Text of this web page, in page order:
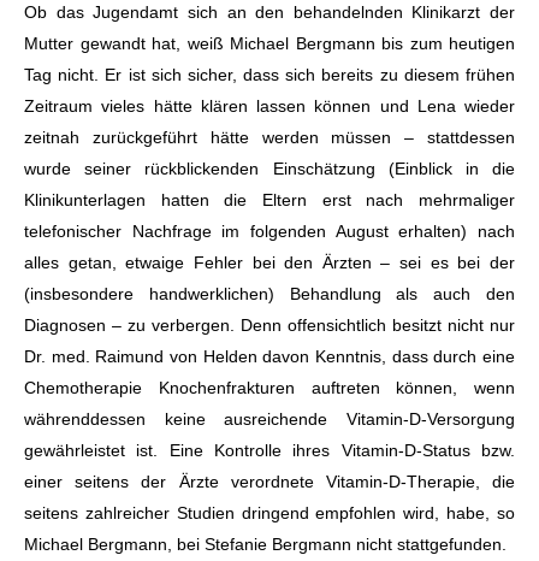
Ob das Jugendamt sich an den behandelnden Klinikarzt der
Mutter gewandt hat, weiß Michael Bergmann bis zum heutigen
Tag nicht. Er ist sich sicher, dass sich bereits zu diesem frühen
Zeitraum vieles hätte klären lassen können und Lena wieder
zeitnah zurückgeführt hätte werden müssen – stattdessen
wurde seiner rückblickenden Einschätzung (Einblick in die
Klinikunterlagen hatten die Eltern erst nach mehrmaliger
telefonischer Nachfrage im folgenden August erhalten) nach
alles getan, etwaige Fehler bei den Ärzten – sei es bei der
(insbesondere handwerklichen) Behandlung als auch den
Diagnosen – zu verbergen. Denn offensichtlich besitzt nicht nur
Dr. med. Raimund von Helden davon Kenntnis, dass durch eine
Chemotherapie Knochenfrakturen auftreten können, wenn
währenddessen keine ausreichende Vitamin-D-Versorgung
gewährleistet ist. Eine Kontrolle ihres Vitamin-D-Status bzw.
einer seitens der Ärzte verordnete Vitamin-D-Therapie, die
seitens zahlreicher Studien dringend empfohlen wird, habe, so
Michael Bergmann, bei Stefanie Bergmann nicht stattgefunden.